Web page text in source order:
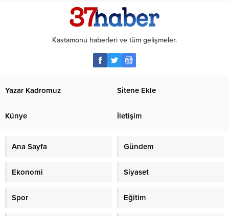
Kastamonu haberleri ve tüm gelişmeler.
Yazar Kadromuz Sitene Ekle
Künye İletişim
Ana Sayfa Gündem
Ekonomi Siyaset
Spor Eğitim